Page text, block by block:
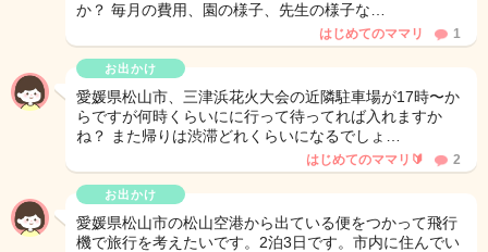
か？ 毎月の費用、園の様子、先生の様子な…
はじめてのママリ 1
お出かけ
愛媛県松山市、三津浜花火大会の近隣駐車場が17時〜か
らですが何時くらいにに行って待ってれば入れますか
ね？ また帰りは渋滞どれくらいになるでしょ…
はじめてのママリ🔰 2
お出かけ
愛媛県松山市の松山空港から出ている便をつかって飛行
機で旅行を考えたいです。2泊3日です。市内に住んでい